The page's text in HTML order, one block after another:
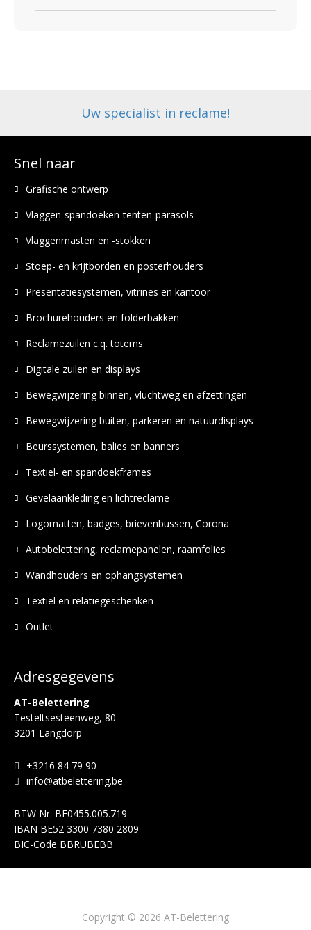
Uw specialist in reclame!
Adresgegevens
AT-Belettering
Testeltsesteenweg, 80
3201 Langdorp
+3216 84 79 90
info@atbelettering.be
BTW Nr. BE0455.005.719
IBAN BE52 3300 7380 2809
BIC-Code BBRUBEBB
Snel naar
Grafische ontwerp
Vlaggen-spandoeken-tenten-parasols
Vlaggenmasten en -stokken
Stoep- en krijtborden en posterhouders
Presentatiesystemen, vitrines en kantoor
Brochurehouders en folderbakken
Reclamezuilen c.q. totems
Digitale zuilen en displays
Bewegwijzering binnen, vluchtweg en afzettingen
Bewegwijzering buiten, parkeren en natuurdisplays
Beurssystemen, balies en banners
Textiel- en spandoekframes
Gevelaankleding en lichtreclame
Logomatten, badges, brievenbussen, Corona
Autobelettering, reclamepanelen, raamfolies
Wandhouders en ophangsystemen
Textiel en relatiegeschenken
Outlet
Copyright © 2026 AT-Belettering